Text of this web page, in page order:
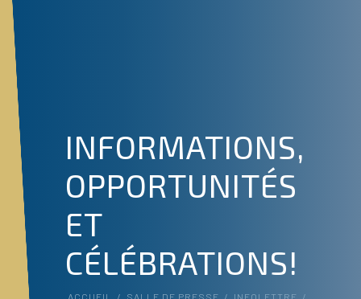
INFORMATIONS,
OPPORTUNITÉS
ET
CÉLÉBRATIONS!